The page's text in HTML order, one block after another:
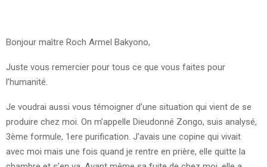
Bonjour maître Roch Armel Bakyono,
Juste vous remercier pour tous ce que vous faites pour
l’humanité.
Je voudrai aussi vous témoigner d’une situation qui vient de se
produire chez moi. On m’appelle Dieudonné Zongo, suis analysé,
3ème formule, 1ere purification. J’avais une copine qui vivait
avec moi mais une fois quand je rentre en prière, elle quitte la